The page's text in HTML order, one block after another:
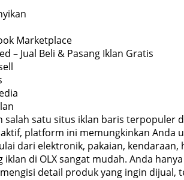
Marketplace
– Jual Beli & Pasang Iklan Gratis
salah satu situs iklan baris terpopuler
platform ini memungkinkan Anda
dari elektronik, pakaian, kendaraan,
iklan di OLX sangat mudah. Anda
detail produk yang ingin dijual,